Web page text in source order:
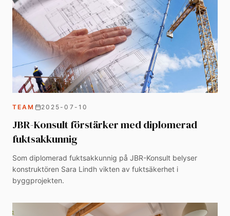
TEAM 2025-07-10
JBR-Konsult förstärker med diplomerad
fuktsakkunnig
Som diplomerad fuktsakkunnig på JBR-Konsult belyser
konstruktören Sara Lindh vikten av fuktsäkerhet i
byggprojekten.